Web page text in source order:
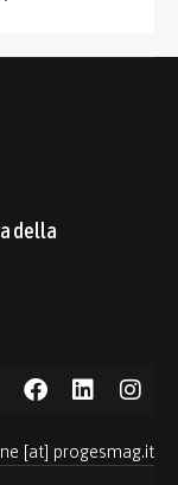
della
[at] progesmag.it